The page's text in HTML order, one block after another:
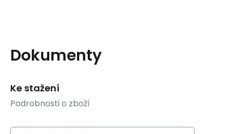
Dokumenty
Ke stažení
Podrobnosti o zboží